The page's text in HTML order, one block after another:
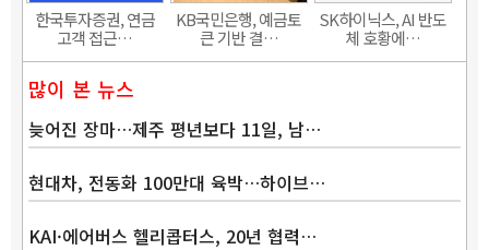
한국투자증권, 연금
고객 접근…
KB국민은행, 예금토
큰 기반 결…
SK하이닉스, AI 반도
체 호황에…
많이 본 뉴스
늦어진 장마…제주 평년보다 11일, 남…
현대차, 전동화 100만대 육박…하이브…
KAI·에어버스 헬리콥터스, 20년 협력…